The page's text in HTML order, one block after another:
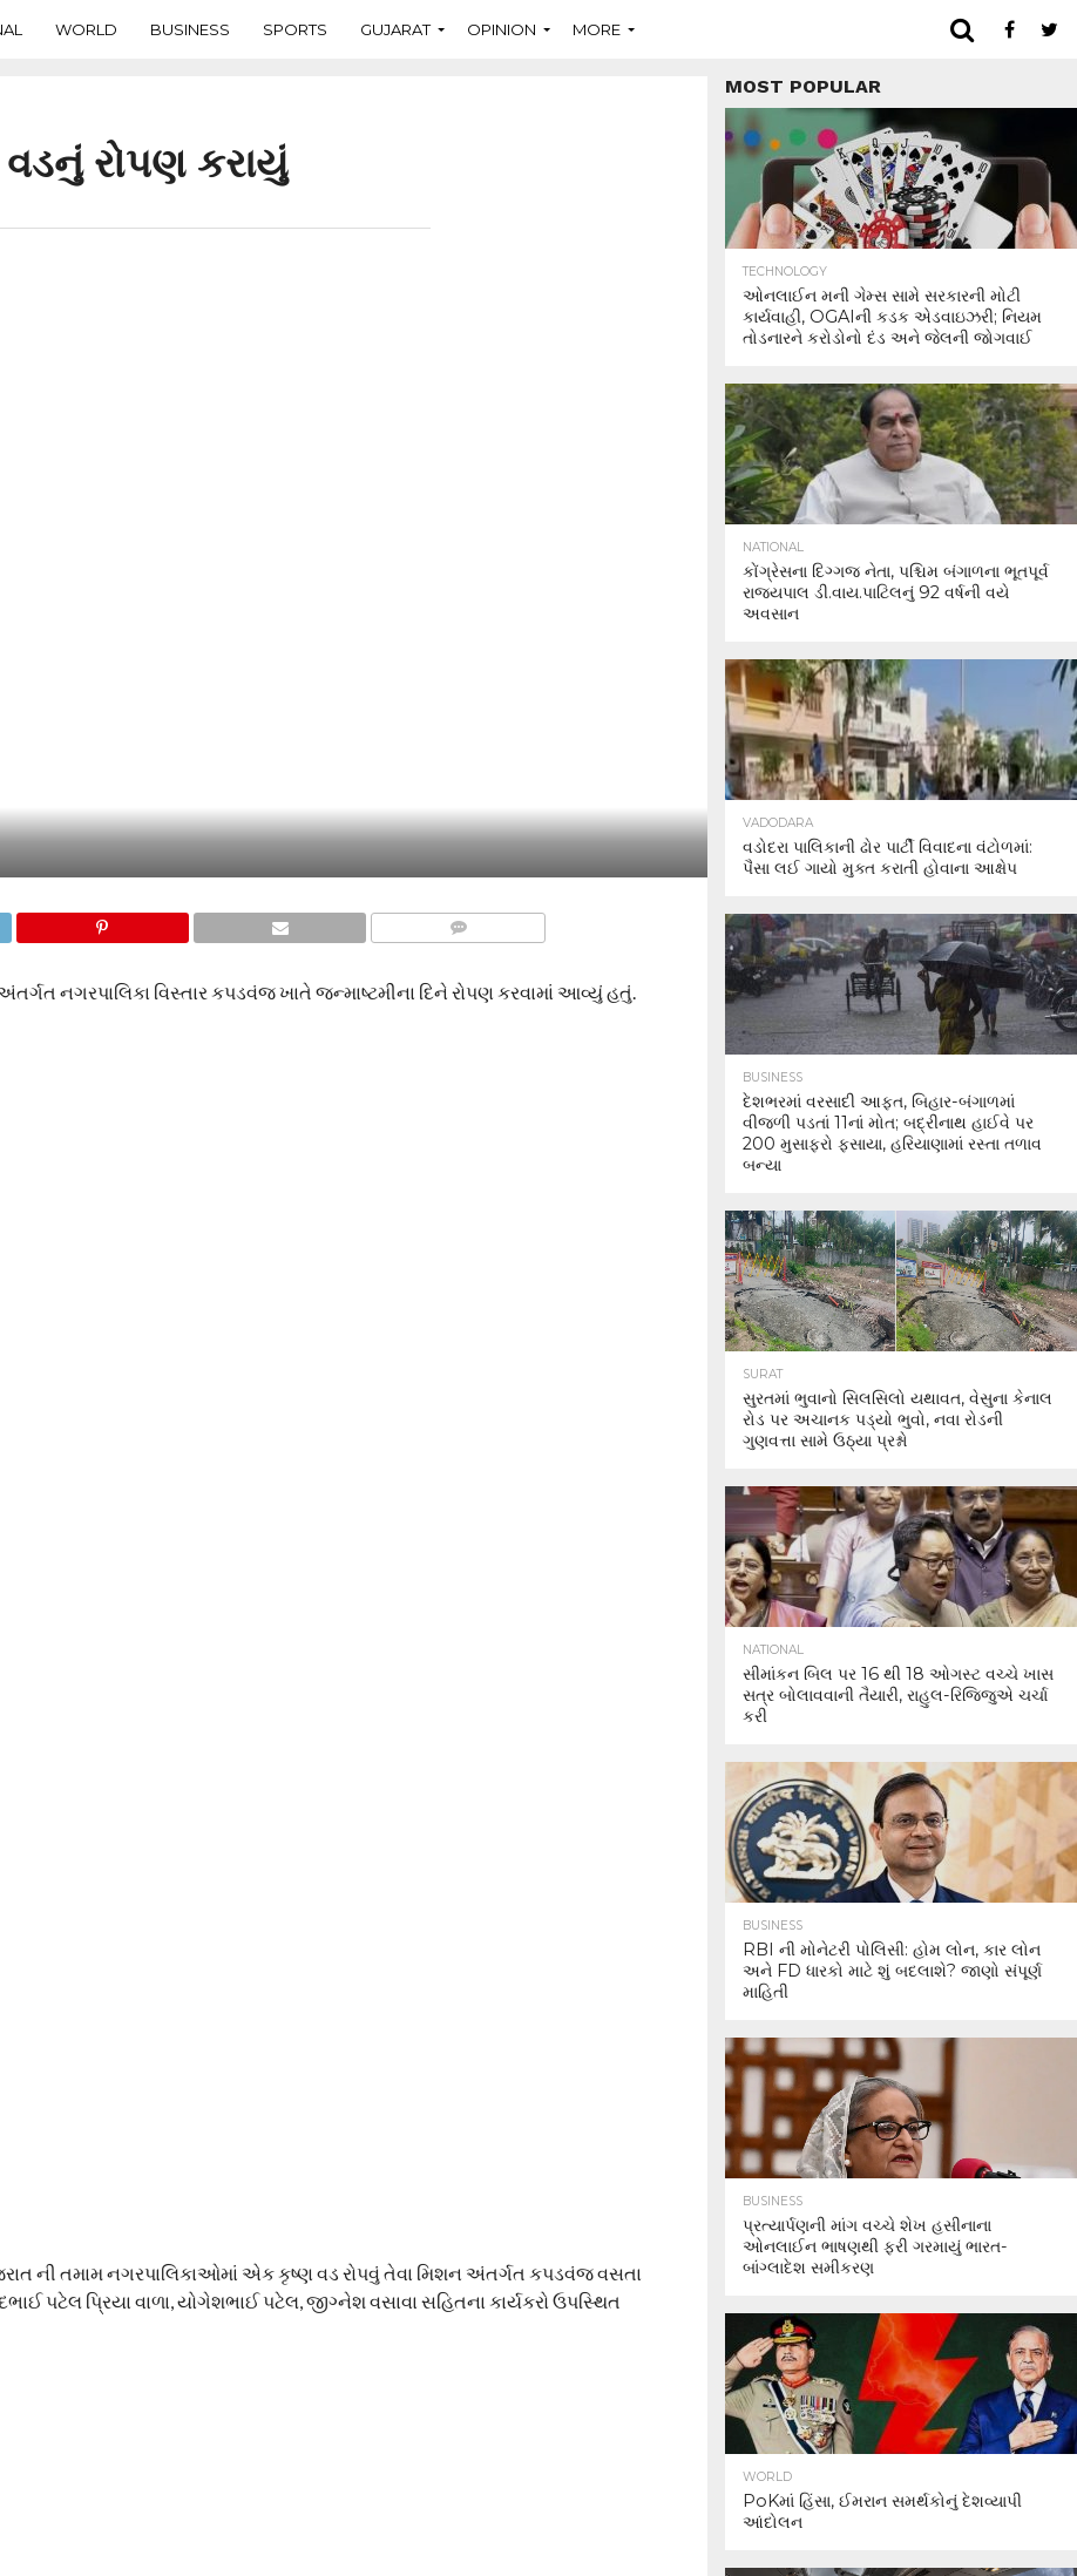
WORLD BUSINESS SPORTS GUJARAT OPINION MORE
રોપણ કરાયું
નગરપાલિકા વિસ્તાર કપડવંજ ખાતે જન્માષ્ટમીના દિને રોપણ કરવામાં આવ્યું હતું.
ની તમામ નગરપાલિકાઓમાં એક કૃષ્ણ વડ રોપવું તેવા મિશન અંતર્ગત કપડવંજ વસતા
પટેલ પ્રિયા વાળા, યોગેશભાઈ પટેલ, જીગ્નેશ વસાવા સહિતના કાર્યકરો ઉપસ્થિત
MOST POPULAR
TECHNOLOGY
ઓનલાઈન મની ગેમ્સ સામે સરકારની મોટી
કાર્યવાહી, OGAIની કડક એડવાઇઝરી; નિયમ
તોડનારને કરોડોનો દંડ અને જેલની જોગવાઈ
NATIONAL
કોંગ્રેસના દિગ્ગજ નેતા, પશ્ચિમ બંગાળના ભૂતપૂર્વ
રાજ્યપાલ ડી.વાય.પાટિલનું 92 વર્ષની વયે
અવસાન
VADODARA
વડોદરા પાલિકાની ઢોર પાર્ટી વિવાદના વંટોળમાં:
પૈસા લઈ ગાયો મુક્ત કરાતી હોવાના આક્ષેપ
BUSINESS
દેશભરમાં વરસાદી આફત, બિહાર-બંગાળમાં
વીજળી પડતાં 11નાં મોત; બદ્રીનાથ હાઈવે પર
200 મુસાફરો ફસાયા, હરિયાણામાં રસ્તા તળાવ
બન્યા
SURAT
સુરતમાં ભુવાનો સિલસિલો યથાવત, વેસુના કેનાલ
રોડ પર અચાનક પડ્યો ભુવો, નવા રોડની
ગુણવત્તા સામે ઉઠ્યા પ્રશ્નો
NATIONAL
સીમાંકન બિલ પર 16 થી 18 ઓગસ્ટ વચ્ચે ખાસ
સત્ર બોલાવવાની તૈયારી, રાહુલ-રિજિજુએ ચર્ચા
કરી
BUSINESS
RBI ની મોનેટરી પોલિસી: હોમ લોન, કાર લોન
અને FD ધારકો માટે શું બદલાશે? જાણો સંપૂર્ણ
માહિતી
BUSINESS
પ્રત્યાર્પણની માંગ વચ્ચે શેખ હસીનાના
ઓનલાઈન ભાષણથી ફરી ગરમાયું ભારત-
બાંગ્લાદેશ સમીકરણ
WORLD
PoKમાં હિંસા, ઈમરાન સમર્થકોનું દેશવ્યાપી
આંદોલન